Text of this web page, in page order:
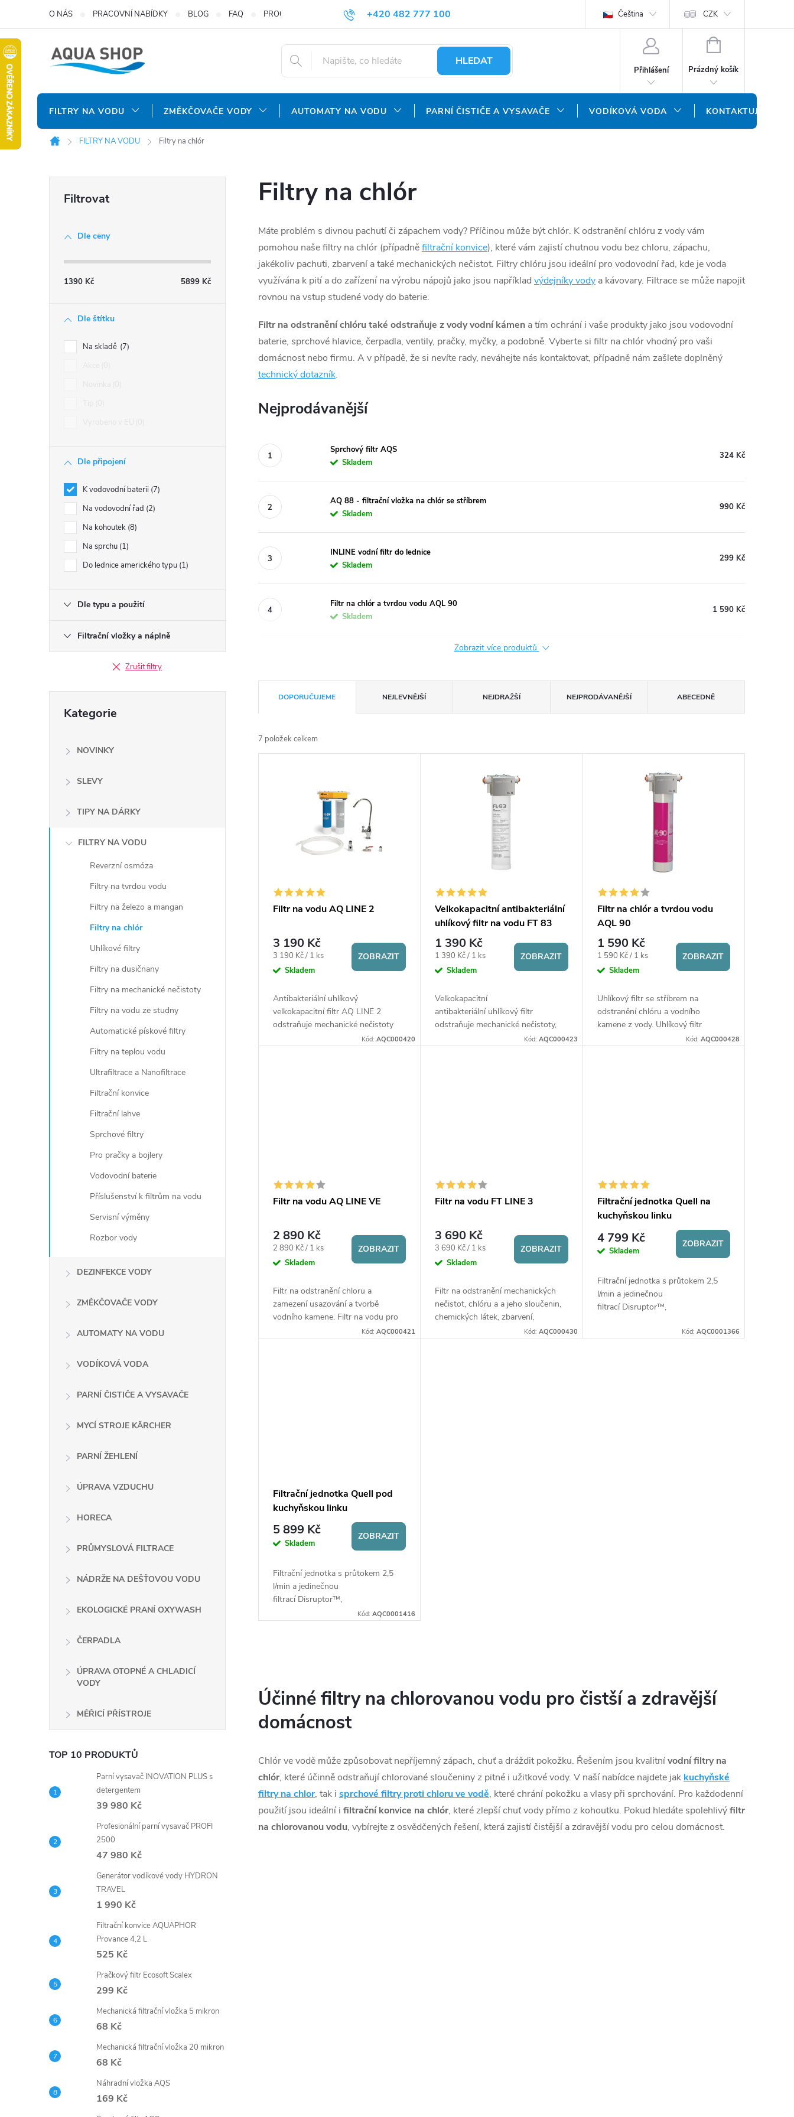
obsah
+420 482 777 100
objednavky@agroaquapro.cz
O NÁS PRACOVNÍ NABÍDKY BLOG FAQ PROČ NAKUPOVAT U NÁS? DOPRAVA A PLATBA OCHRANA OSOBNÍCH ÚDAJŮ NÁŠ SLOVENSKÝ E-
Čeština CZK
HLEDAT
Přihlášení
NÁKUPNÍ
Prázdný košík
FILTRY NA VODU ZMĚKČOVAČE VODY AUTOMATY NA VODU PARNÍ ČISTIČE A VYSAVAČE VODÍKOVÁ VODA KONTAKTUJTE NÁS
Domů
FILTRY NA VODU Filtry na chlór
Dle ceny
1390 Kč 5899 Kč
Dle štítku
Na skladě 7
Dle připojení
K vodovodní baterii 7
Na vodovodní řad 2
Na kohoutek 8
Na sprchu 1
Do lednice amerického typu 1
Dle typu a použití
Filtrační vložky a náplně
Zrušit filtry
kategorie
Kategorie
NOVINKY
SLEVY
TIPY NA DÁRKY
FILTRY NA VODU
Reverzní osmóza
Filtry na tvrdou vodu
Filtry na železo a mangan
Filtry na chlór
Uhlíkové filtry
Filtry na dusičnany
Filtry na mechanické nečistoty
Filtry na vodu ze studny
Automatické pískové filtry
Filtry na teplou vodu
Ultrafiltrace a Nanofiltrace
Filtrační konvice
Filtrační lahve
Sprchové filtry
Pro pračky a bojlery
Vodovodní baterie
Příslušenství k filtrům na vodu
Servisní výměny
Rozbor vody
DEZINFEKCE VODY
ZMĚKČOVAČE VODY
AUTOMATY NA VODU
VODÍKOVÁ VODA
PARNÍ ČISTIČE A VYSAVAČE
MYCÍ STROJE KÄRCHER
PARNÍ ŽEHLENÍ
ÚPRAVA VZDUCHU
HORECA
PRŮMYSLOVÁ FILTRACE
NÁDRŽE NA DEŠŤOVOU VODU
EKOLOGICKÉ PRANÍ OXYWASH
ČERPADLA
ÚPRAVA OTOPNÉ A CHLADICÍ
VODY
MĚŘICÍ PŘÍSTROJE
TOP 10 PRODUKTŮ
Parní vysavač INOVATION PLUS s
detergentem
39 980 Kč
Profesionální parní vysavač PROFI
2500
47 980 Kč
Generátor vodíkové vody HYDRON
TRAVEL
1 990 Kč
Filtrační konvice AQUAPHOR
Provance 4,2 L
525 Kč
Pračkový filtr Ecosoft Scalex
299 Kč
Mechanická filtrační vložka 5 mikron
68 Kč
Mechanická filtrační vložka 20 mikron
68 Kč
Náhradní vložka AQS
169 Kč
Filtry na chlór
Máte problém s divnou pachutí či zápachem vody? Příčinou může být chlór. K odstranění chlóru z vody vám
pomohou naše filtry na chlór (případněfiltrační konvice), které vám zajistí chutnou vodu bez chloru, zápachu,
jakékoliv pachuti, zbarvení a také mechanických nečistot. Filtry chlóru jsou ideální pro vodovodní řad, kde je voda
využívána k pití a do zařízení na výrobu nápojů jako jsou například výdejníky vody a kávovary. Filtrace se může napojit
rovnou na vstup studené vody do baterie.
Filtr na odstranění chlóru také odstraňuje z vody vodní kámen a tím ochrání i vaše produkty jako jsou vodovodní
baterie, sprchové hlavice, čerpadla, ventily, pračky, myčky, a podobně. Vyberte si filtr na chlór vhodný pro vaši
domácnost nebo firmu. A v případě, že si nevíte rady, neváhejte nás kontaktovat, případně nám zašlete doplněný
technický dotazník.
Nejprodávanější
Sprchový filtr AQS
Skladem
324 Kč
AQ 88 - filtrační vložka na chlór se stříbrem
Skladem
990 Kč
INLINE vodní filtr do lednice
Skladem
299 Kč
Filtr na chlór a tvrdou vodu AQL 90
Skladem
1 590 Kč
Zobrazit více produktů
a
z
t
DOPORUČUJEME NEJLEVNĚJŠÍ NEJDRAŽŠÍ NEJPRODÁVANĚJŠÍ ABECEDNĚ
7 položek celkem
Filtr na vodu AQ LINE 2
3 190 Kč
Měrná
cena:
3 190 Kč / 1 ks
Skladem
ZOBRAZIT
Antibakteriální uhlíkový
velkokapacitní filtr AQ LINE 2
odstraňuje mechanické nečistoty
(první filtr 5 mikron vložka AQ 82),
Kód:AQC000420
Velkokapacitní antibakteriální
uhlíkový filtr na vodu FT 83
1 390 Kč
Měrná
cena:
1 390 Kč / 1 ks
Skladem
ZOBRAZIT
Velkokapacitní
antibakteriální uhlíkový filtr
odstraňuje mechanické nečistoty,
chlor a jeho sloučeniny, chemické
Kód: AQC000423
Filtr na chlór a tvrdou vodu
AQL 90
1 590 Kč
Měrná
cena:
1 590 Kč / 1 ks
Skladem
ZOBRAZIT
Uhlíkový filtr se stříbrem na
odstranění chlóru a vodního
kamene z vody. Uhlíkový filtr
odstraňuje také mechanické
Kód: AQC000428
Filtr na vodu AQ LINE VE
2 890 Kč
Měrná
cena:
2 890 Kč / 1 ks
Skladem
ZOBRAZIT
Filtr na odstranění chloru a
zamezení usazování a tvorbě
vodního kamene. Filtr na vodu pro
Kód:AQC000421
Filtr na vodu FT LINE 3
3 690 Kč
Měrná
cena:
3 690 Kč / 1 ks
Skladem
ZOBRAZIT
Filtr na odstranění mechanických
nečistot, chlóru a a jeho sloučenin,
chemických látek, zbarvení,
zápachu, pachuti vody a všech
Kód: AQC000430
Filtrační jednotka Quell na
kuchyňskou linku
4 799 Kč
Skladem
ZOBRAZIT
Filtrační jednotka s průtokem 2,5
l/min a jedinečnou
filtrací Disruptor™,
Kód: AQC0001366
Filtrační jednotka Quell pod
kuchyňskou linku
5 899 Kč
Skladem
ZOBRAZIT
Filtrační jednotka s průtokem 2,5
l/min a jedinečnou
filtrací Disruptor™,
která odstraňuje 99,9% všech
Kód:AQC0001416
v
l
á
d
a
c
í
Účinné filtry na chlorovanou vodu pro čistší a zdravější
domácnost
Chlór ve vodě může způsobovat nepříjemný zápach, chuť a dráždit pokožku. Řešením jsou kvalitnívodní filtry na
chlór, které účinně odstraňují chlorované sloučeniny z pitné i užitkové vody. V naší nabídce najdete jak kuchyňské
filtry na chlor, tak i sprchové filtry proti chloru ve vodě, které chrání pokožku a vlasy při sprchování. Pro každodenní
použití jsou ideální i filtrační konvice na chlór, které zlepší chuť vody přímo z kohoutku. Pokud hledáte spolehlivýfiltr
na chlorovanou vodu, vybírejte z osvědčených řešení, která zajistí čistější a zdravější vodu pro celou domácnost.